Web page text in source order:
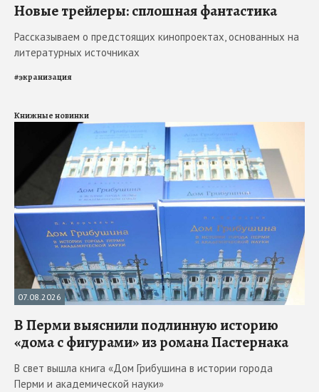
Новые трейлеры: сплошная фантастика
Рассказываем о предстоящих кинопроектах, основанных на
литературных источниках
#экранизация
Книжные новинки
07.08.2026
В Перми выяснили подлинную историю
«дома с фигурами» из романа Пастернака
В свет вышла книга «Дом Грибушина в истории города
Перми и академической науки»